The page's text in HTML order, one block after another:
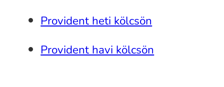
Provident heti kölcsön
Provident havi kölcsön